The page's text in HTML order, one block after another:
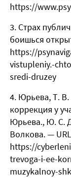
https://
Страх
боишься
https://
vistupleniy.-
sredi-druzey
Юрьева, Т. В.
коррекция у
Юрьева., Ю. С.
Волкова. —
https://
trevoga-i-ee-
muzykalnoy-